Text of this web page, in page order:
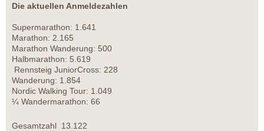
Die aktuellen Anmeldezahlen
Supermarathon: 1.641
Marathon: 2.165
Marathon Wanderung: 500
Halbmarathon: 5.619
Rennsteig JuniorCross: 228
Wanderung: 1.854
Nordic Walking Tour: 1.049
¼ Wandermarathon: 66
Gesamtzahl 13.122